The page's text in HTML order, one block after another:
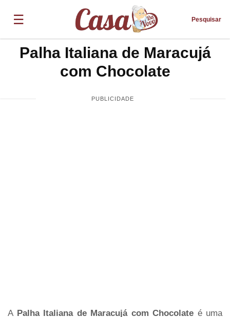
☰ Pesquisar
Palha Italiana de Maracujá
com Chocolate
A Palha Italiana de Maracujá com Chocolate é uma